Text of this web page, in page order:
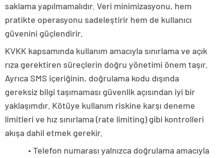
saklama yapılmamalıdır. Veri minimizasyonu, hem
pratikte operasyonu sadeleştirir hem de kullanıcı
güvenini güçlendirir.
KVKK kapsamında kullanım amacıyla sınırlama ve açık
rıza gerektiren süreçlerin doğru yönetimi önem taşır.
Ayrıca SMS içeriğinin, doğrulama kodu dışında
gereksiz bilgi taşımaması güvenlik açısından iyi bir
yaklaşımdır. Kötüye kullanım riskine karşı deneme
limitleri ve hız sınırlama (rate limiting) gibi kontrolleri
akışa dahil etmek gerekir.
• Telefon numarası yalnızca doğrulama amacıyla